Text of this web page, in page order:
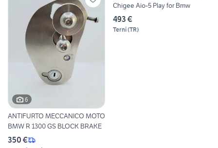
6
ANTIFURTO MECCANICO MOTO
BMW R 1300 GS BLOCK BRAKE
350 €
Chigee Aio-5 Play for Bmw
493 €
Terni(TR)